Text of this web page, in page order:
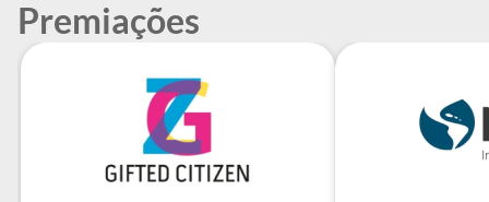
Premiações